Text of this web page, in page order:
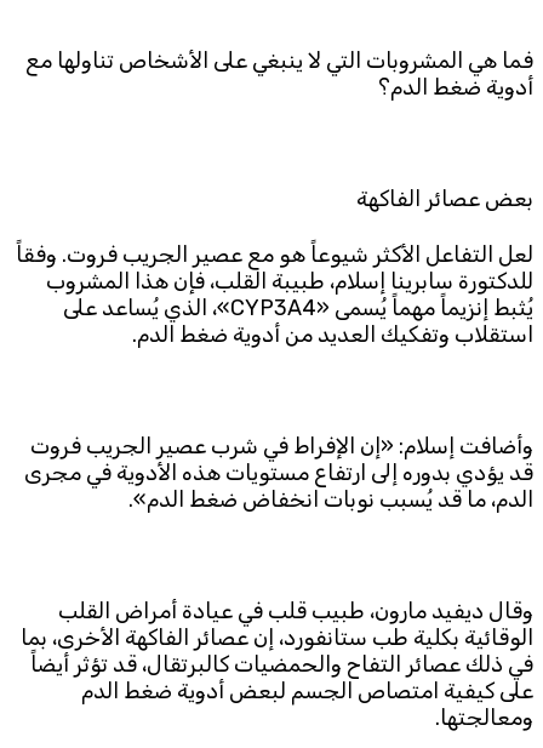
TTV
فما هي المشروبات التي لا ينبغي على الأشخاص تناولها مع
أدوية ضغط الدم؟
بعض عصائر الفاكهة
لعل التفاعل الأكثر شيوعاً هو مع عصير الجريب فروت. وفقاً
للدكتورة سابرينا إسلام، طبيبة القلب، فإن هذا المشروب
يُثبط إنزيماً مهماً يُسمى «CYP3A4»، الذي يُساعد على
استقلاب وتفكيك العديد من أدوية ضغط الدم.
وأضافت إسلام: «إن الإفراط في شرب عصير الجريب فروت
قد يؤدي بدوره إلى ارتفاع مستويات هذه الأدوية في مجرى
الدم، ما قد يُسبب نوبات انخفاض ضغط الدم».
وقال ديفيد مارون، طبيب قلب في عيادة أمراض القلب
الوقائية بكلية طب ستانفورد، إن عصائر الفاكهة الأخرى، بما
في ذلك عصائر التفاح والحمضيات كالبرتقال، قد تؤثر أيضاً
على كيفية امتصاص الجسم لبعض أدوية ضغط الدم
ومعالجتها.